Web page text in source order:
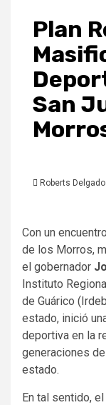
Plan
San
Roberts Delgado
Con un
de los Morros,
el gobernador
Instituto
de Guárico
estado, inició
deportiva en la
generaciones
estado.
En tal sentido,